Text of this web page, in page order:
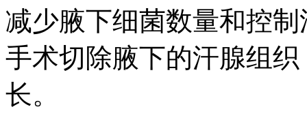
减少腋下细菌数量和控
手术切除腋下的汗腺组
长。